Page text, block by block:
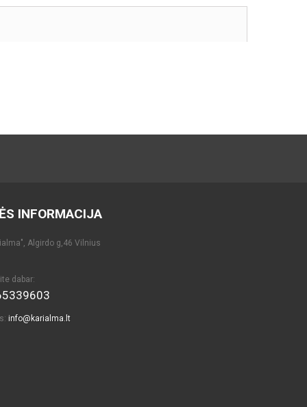
INFORMACIJA
Algirdo g,46 Vilnius
dabar:
info@karialma.lt